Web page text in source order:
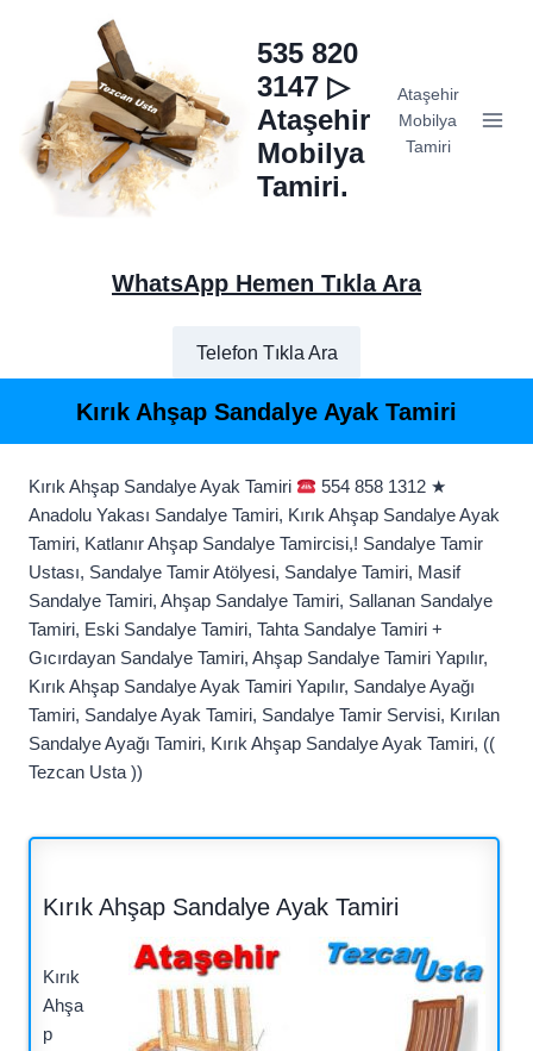
535 820
3147 ▷
Ataşehir
Mobilya
Tamiri.
Ataşehir
Mobilya
Tamiri
WhatsApp Hemen Tıkla Ara
Telefon Tıkla Ara
Kırık Ahşap Sandalye Ayak Tamiri
Kırık Ahşap Sandalye Ayak Tamiri
554 858 1312 ★
Anadolu Yakası Sandalye Tamiri, Kırık Ahşap Sandalye Ayak
Tamiri, Katlanır Ahşap Sandalye Tamircisi,! Sandalye Tamir
Ustası, Sandalye Tamir Atölyesi, Sandalye Tamiri, Masif
Sandalye Tamiri, Ahşap Sandalye Tamiri, Sallanan Sandalye
Tamiri, Eski Sandalye Tamiri, Tahta Sandalye Tamiri +
Gıcırdayan Sandalye Tamiri, Ahşap Sandalye Tamiri Yapılır,
Kırık Ahşap Sandalye Ayak Tamiri Yapılır, Sandalye Ayağı
Tamiri, Sandalye Ayak Tamiri, Sandalye Tamir Servisi, Kırılan
Sandalye Ayağı Tamiri, Kırık Ahşap Sandalye Ayak Tamiri, ((
Tezcan Usta ))
Kırık Ahşap Sandalye Ayak Tamiri
Kırık
Ahşa
p